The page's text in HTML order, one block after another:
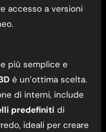
accesso a versioni
più semplice e
è un’ottima scelta.
di interni, include
predefiniti di
ideali per creare